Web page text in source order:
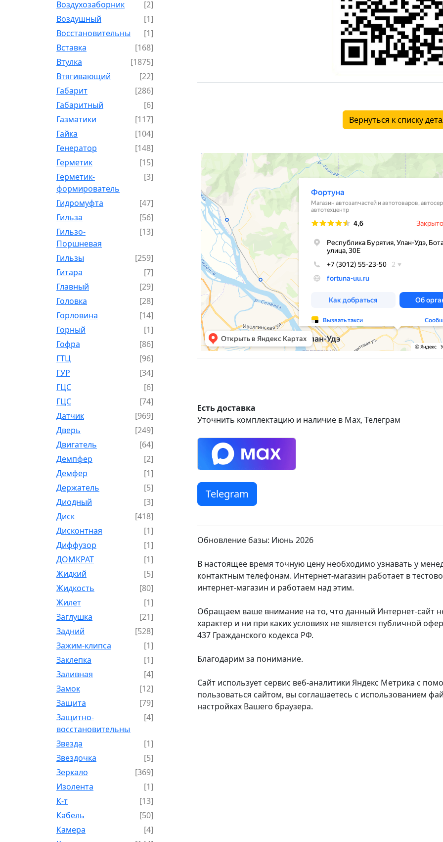
Воздухозаборник
[2]
Воздушный
[1]
Восстановительный
[1]
Вставка
[168]
Втулка
[1875]
Втягивающий
[22]
Габарит
[286]
Габаритный
[6]
Газматики
[117]
Гайка
[104]
Генератор
[148]
Герметик
[15]
Герметик-
формирователь
[3]
Гидромуфта
[47]
Гильза
[56]
Гильзо-
Поршневая
[13]
Гильзы
[259]
Гитара
[7]
Главный
[29]
Головка
[28]
Горловина
[14]
Горный
[1]
Гофра
[86]
ГТЦ
[96]
ГУР
[34]
ГЦC
[6]
ГЦС
[74]
Датчик
[969]
Дверь
[249]
Двигатель
[64]
Демпфер
[2]
Демфер
[1]
Держатель
[5]
Диодный
[3]
Диск
[418]
Дисконтная
[1]
Диффузор
[1]
ДОМКРАТ
[1]
Жидкий
[5]
Жидкость
[80]
Жилет
[1]
Заглушка
[21]
Задний
[528]
Зажим-клипса
[1]
Заклепка
[1]
Заливная
[4]
Замок
[12]
Защита
[79]
Защитно-
восстановительный
[4]
Звезда
[1]
Звездочка
[5]
Зеркало
[369]
Изолента
[1]
К-т
[13]
Кабель
[50]
Камера
[4]
Вернуться к списку
Есть доставка
Уточнить комплектацию и наличие в Max, Телеграм
Telegram
Обновление базы: Июнь 2026
В настоящее время точную цену необходимо узнавать у
контактным телефонам. Интернет-магазин работает в
интернет-магазин и работаем над этим.
Обращаем ваше внимание на то, что данный Интернет-сайт
характер и ни при каких условиях не является публичной
437 Гражданского кодекса РФ.
Благодарим за понимание.
Сайт использует сервис веб-аналитики Яндекс Метрика с
пользоваться сайтом, вы соглашаетесь с использованием
настройках Вашего браузера.